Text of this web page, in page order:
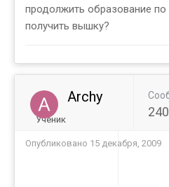
продолжить образование
получить вышку?
Archy
Ученик
240
Опубликовано 15 декабря, 2009